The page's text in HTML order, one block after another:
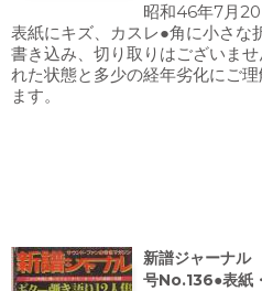
昭和46年7月
表紙にキズ、カスレ●角に小さな
書き込み、切り取りはございま
れた状態と多少の経年劣化にご
ます。
新譜ジャーナル
号No.136●表紙